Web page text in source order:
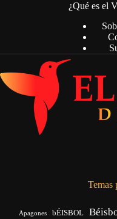
¿Qué es el
Temas
Apagones bÉISBOL